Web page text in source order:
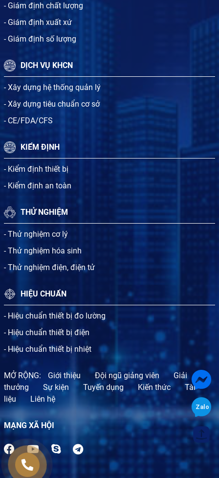
- Giám định chất lượng
- Giám định xuất xứ
- Giám định số lượng
DỊCH VỤ KHCN
- Xây dựng hệ thống quản lý
- Xây dựng tiêu chuẩn cơ sở
- CE/FDA/CFS
KIỂM ĐỊNH
- Kiểm định thiết bị
- Kiểm định an toàn
THỬ NGHIỆM
- Thử nghiệm cơ lý
- Thử nghiệm hóa sinh
- Thử nghiệm điện, điện tử
HIỆU CHUẨN
- Hiệu chuẩn thiết bị đo lường
- Hiệu chuẩn thiết bị điện
- Hiệu chuẩn thiết bị nhiệt
MỞ RỘNG: Giới thiệu Đội ngũ giảng viên
Giải
thưởng
Sự kiện Tuyến dụng Kiến thức
Tài
liệu
Liên hệ
MẠNG XÃ HỘI